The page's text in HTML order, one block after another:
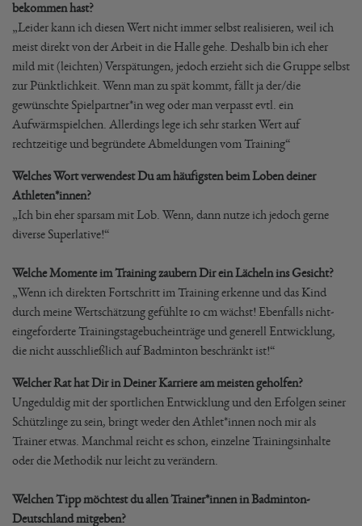
bekommen hast?
„Leider kann ich diesen Wert nicht immer selbst realisieren, weil ich
meist direkt von der Arbeit in die Halle gehe. Deshalb bin ich eher
mild mit (leichten) Verspätungen, jedoch erzieht sich die Gruppe selbst
zur Pünktlichkeit. Wenn man zu spät kommt, fällt ja der/die
gewünschte Spielpartner*in weg oder man verpasst evtl. ein
Aufwärmspielchen. Allerdings lege ich sehr starken Wert auf
rechtzeitige und begründete Abmeldungen vom Training“
Welches Wort verwendest Du am häufigsten beim Loben deiner
Athleten*innen?
„Ich bin eher sparsam mit Lob. Wenn, dann nutze ich jedoch gerne
diverse Superlative!“
Welche Momente im Training zaubern Dir ein Lächeln ins Gesicht?
„Wenn ich direkten Fortschritt im Training erkenne und das Kind
durch meine Wertschätzung gefühlte 10 cm wächst! Ebenfalls nicht-
eingeforderte Trainingstagebucheinträge und generell Entwicklung,
die nicht ausschließlich auf Badminton beschränkt ist!“
Welcher Rat hat Dir in Deiner Karriere am meisten geholfen?
Ungeduldig mit der sportlichen Entwicklung und den Erfolgen seiner
Schützlinge zu sein, bringt weder den Athlet*innen noch mir als
Trainer etwas. Manchmal reicht es schon, einzelne Trainingsinhalte
oder die Methodik nur leicht zu verändern.
Welchen Tipp möchtest du allen Trainer*innen in Badminton-
Deutschland mitgeben?